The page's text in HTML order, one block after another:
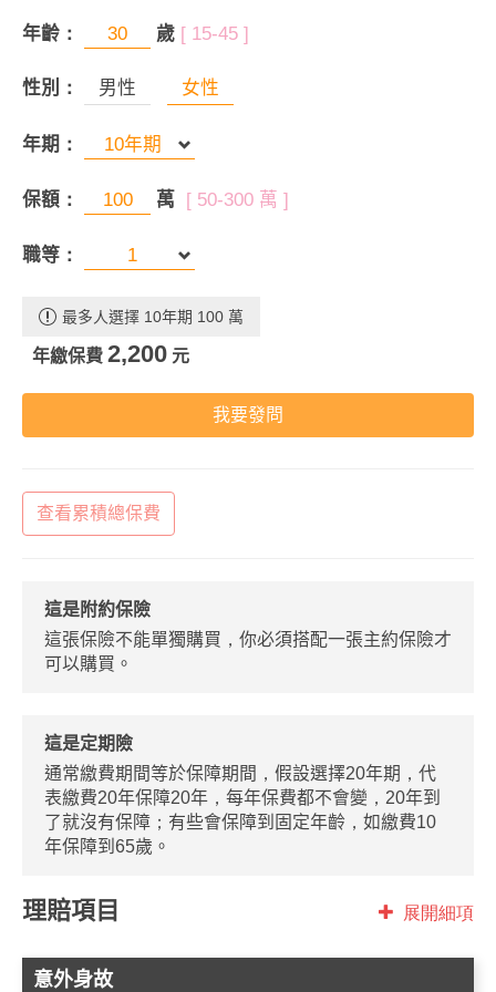
年齡： 歲 [ 15-45 ]
性別： 男性 女性
年期：
保額： 萬 [ 50-300 萬 ]
職等：
最多人選擇 10年期 100 萬
年繳保費 2,200 元
我要發問
查看累積總保費
這是附約保險
這張保險不能單獨購買，你必須搭配一張主約保險才
可以購買。
這是定期險
通常繳費期間等於保障期間，假設選擇20年期，代
表繳費20年保障20年，每年保費都不會變，20年到
了就沒有保障；有些會保障到固定年齡，如繳費10
年保障到65歲。
理賠項目 展開細項
意外身故